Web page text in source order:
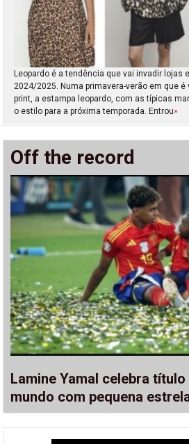
Leopardo é a tendência que vai invadir lojas
2024/2025. Numa primavera-verão em que é
print, a estampa leopardo, com as típicas
o estilo para a próxima temporada. Entrou»
Off the record
Lamine Yamal celebra
mundo com pequena